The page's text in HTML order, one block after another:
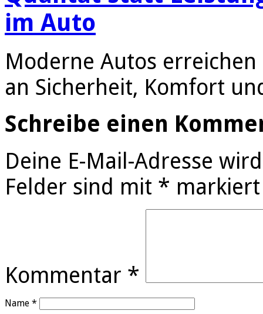
im Auto
Moderne Autos
an Sicherheit, Komfort
Schreibe einen
Deine E-Mail-Adresse
Felder sind mit * markiert
Kommentar *
Name *